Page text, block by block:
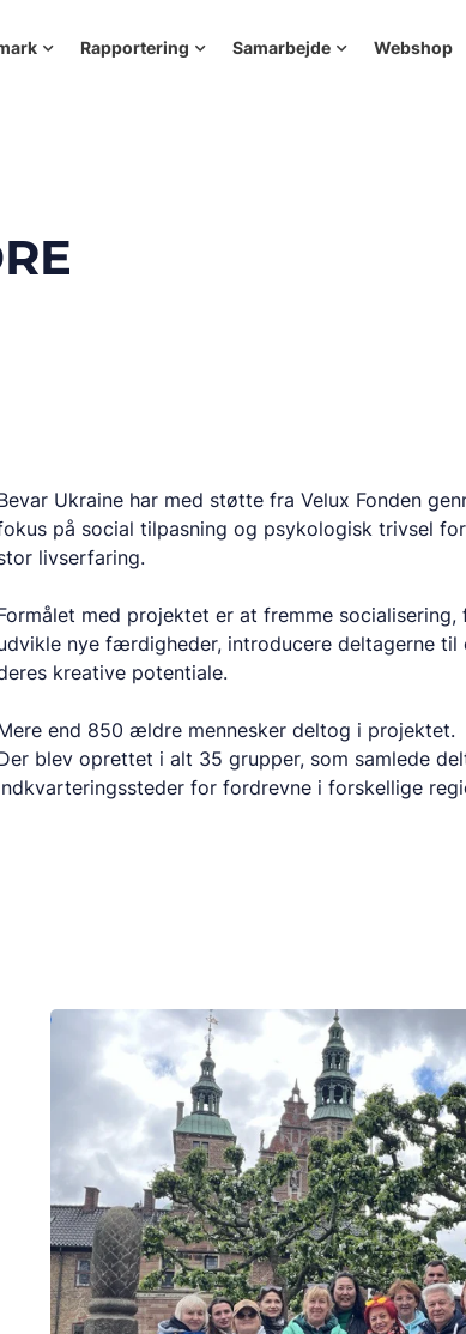
Rapportering Samarbejde Webshop
Ukraine har med støtte fra Velux Fonden
på social tilpasning og psykologisk trivsel
livserfaring.
med projektet er at fremme
nye færdigheder, introducere deltagerne
kreative potentiale.
end 850 ældre mennesker deltog i projektet.
blev oprettet i alt 35 grupper, som samlede
for fordrevne i forskellige